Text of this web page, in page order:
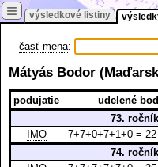
výsledkové listiny
≡
časť mena:
Mátyás Bodor
podujatie udelené
73.
IMO
7+7+0+7+1+0 = 22
74.